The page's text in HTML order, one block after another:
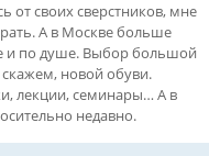
от своих сверстников, мне
А в Москве больше
и по душе. Выбор большой
скажем, новой обуви.
лекции, семинары… А в
недавно.